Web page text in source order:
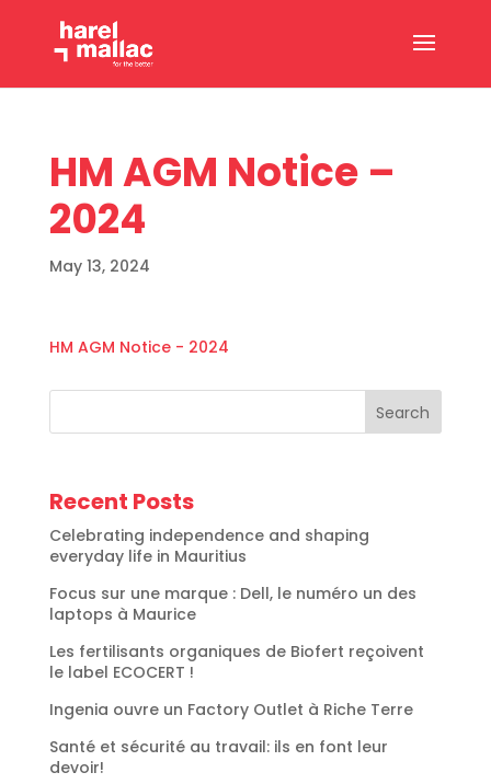
HM AGM Notice –
2024
May 13, 2024
HM AGM Notice - 2024
Search
Recent Posts
Celebrating independence and shaping
everyday life in Mauritius
Focus sur une marque : Dell, le numéro un des
laptops à Maurice
Les fertilisants organiques de Biofert reçoivent
le label ECOCERT !
Ingenia ouvre un Factory Outlet à Riche Terre
Santé et sécurité au travail: ils en font leur
devoir!